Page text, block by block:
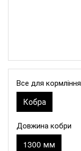
Все для кормління
Кобра
Довжина кобри
1300 мм